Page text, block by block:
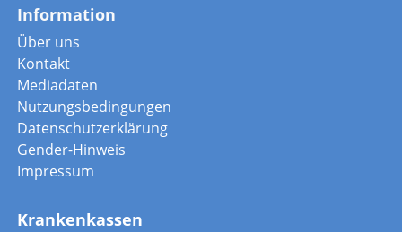
Information
Über uns
Kontakt
Mediadaten
Nutzungsbedingungen
Datenschutzerklärung
Gender-Hinweis
Impressum
Krankenkassen